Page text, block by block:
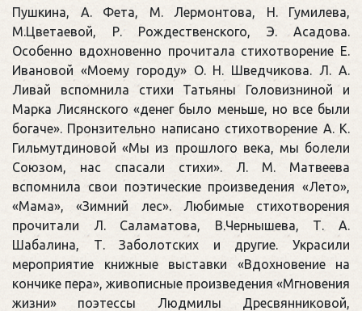
Пушкина, А. Фета, М. Лермонтова, Н. Гумилева,
М.Цветаевой, Р. Рождественского, Э. Асадова.
Особенно вдохновенно прочитала стихотворение Е.
Ивановой «Моему городу» О. Н. Шведчикова. Л. А.
Ливай вспомнила стихи Татьяны Головизниной и
Марка Лисянского «денег было меньше, но все были
богаче». Пронзительно написано стихотворение А. К.
Гильмутдиновой «Мы из прошлого века, мы болели
Союзом, нас спасали стихи». Л. М. Матвеева
вспомнила свои поэтические произведения «Лето»,
«Мама», «Зимний лес». Любимые стихотворения
прочитали Л. Саламатова, В.Чернышева, Т. А.
Шабалина, Т. Заболотских и другие. Украсили
мероприятие книжные выставки «Вдохновение на
кончике пера», живописные произведения «Мгновения
жизни» поэтессы Людмилы Дресвянниковой,